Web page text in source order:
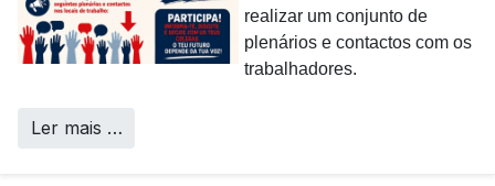
realizar um conjunto de
plenários e contactos com os
trabalhadores.
Ler mais …
inerentes a uma frota tão
envelhecida.